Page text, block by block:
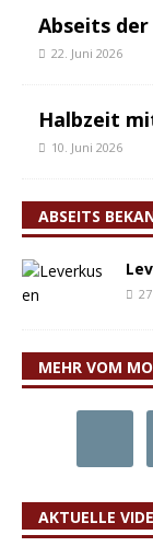
Abseits
22. Juni 2026
Halbzeit
10. Juni 2026
ABSEITS
MEHR VOM
AKTUELLE